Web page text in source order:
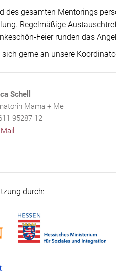
des gesamten Mentorings
Regelmäßige
Feier runden das
sich gerne an unsere
Schell
Mama + Me
95287 12
durch: